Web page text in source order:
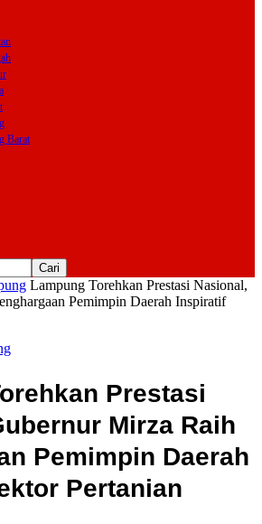
Barat
Lampung Torehkan Prestasi Nasional,
Pemimpin Daerah Inspiratif
Prestasi
Mirza Raih
Pemimpin Daerah
Pertanian